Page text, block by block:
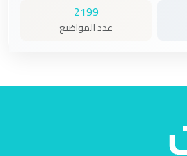
2199
عدد المواضيع